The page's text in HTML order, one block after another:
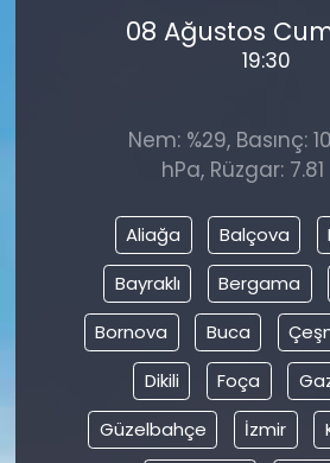
08 Ağustos
19:30
Nem: %29, Basınç:
hPa, Rüzgar:
Aliağa Balçova
Bayraklı
Bergama
Bornova
Buca
Dikili
Foça
Güzelbahçe
İzmir